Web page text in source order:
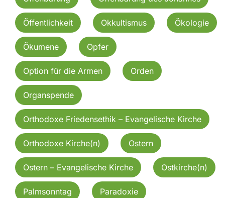
Öffentlichkeit Okkultismus Ökologie
Ökumene Opfer
Option für die Armen Orden
Organspende
Orthodoxe Friedensethik – Evangelische Kirche
Orthodoxe Kirche(n) Ostern
Ostern – Evangelische Kirche Ostkirche(n)
Palmsonntag Paradoxie